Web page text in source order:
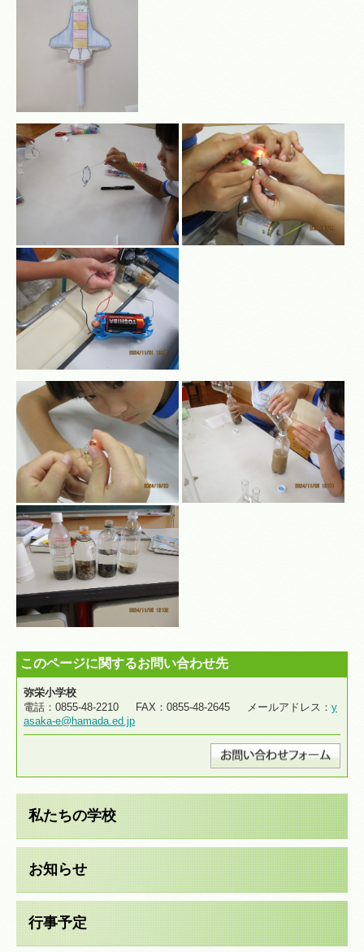
このページに関するお問い合わせ先
弥栄小学校
電話：0855-48-2210 FAX：0855-48-2645 メールアドレス： y
asaka-e@hamada.ed.jp
私たちの学校
お知らせ
行事予定